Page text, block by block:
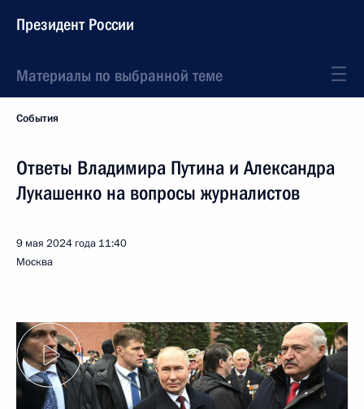
Президент России
Материалы по выбранной теме
События
Ответы Владимира Путина и Александра
Лукашенко на вопросы журналистов
9 мая 2024 года 11:40
Москва